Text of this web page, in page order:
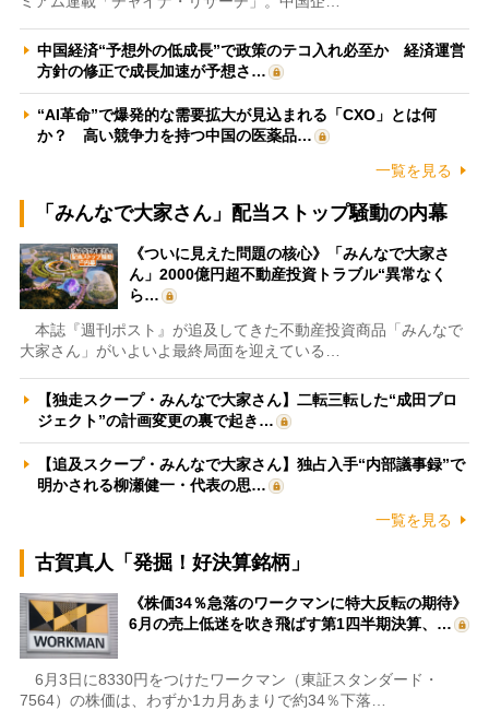
中国経済“予想外の低成長”で政策のテコ入れ必至か 経済運営
方針の修正で成長加速が予想さ…
“AI革命”で爆発的な需要拡大が見込まれる「CXO」とは何
か？ 高い競争力を持つ中国の医薬品…
一覧を見る
「みんなで大家さん」配当ストップ騒動の内幕
《ついに見えた問題の核心》「みんなで大家さ
ん」2000億円超不動産投資トラブル“異常なく
ら…
本誌『週刊ポスト』が追及してきた不動産投資商品「みんなで
大家さん」がいよいよ最終局面を迎えている…
【独走スクープ・みんなで大家さん】二転三転した“成田プロ
ジェクト”の計画変更の裏で起き…
【追及スクープ・みんなで大家さん】独占入手“内部議事録”で
明かされる柳瀬健一・代表の思…
一覧を見る
古賀真人「発掘！好決算銘柄」
《株価34％急落のワークマンに特大反転の期待》
6月の売上低迷を吹き飛ばす第1四半期決算、…
6月3日に8330円をつけたワークマン（東証スタンダード・
7564）の株価は、わずか1カ月あまりで約34％下落…